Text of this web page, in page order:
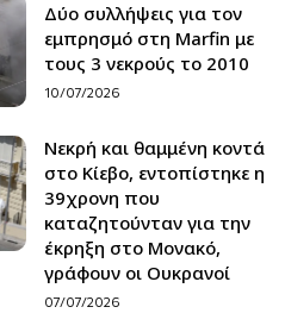
Δύο συλλήψεις για τον
εμπρησμό στη Marfin με
τους 3 νεκρούς το 2010
10/07/2026
Νεκρή και θαμμένη κοντά
στο Κίεβο, εντοπίστηκε η
39χρονη που
καταζητούνταν για την
έκρηξη στο Μονακό,
γράφουν οι Ουκρανοί
07/07/2026